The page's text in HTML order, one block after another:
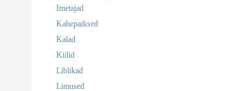
Imetajad
Kahepaiksed
Kalad
Kiilid
Liblikad
Limused